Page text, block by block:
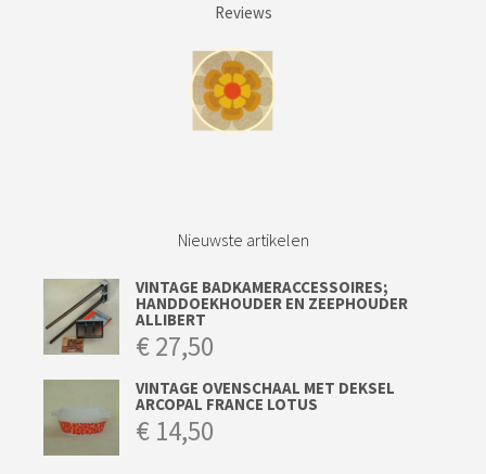
Reviews
Nieuwste artikelen
VINTAGE BADKAMERACCESSOIRES;
HANDDOEKHOUDER EN ZEEPHOUDER
ALLIBERT
€27,50
VINTAGE OVENSCHAAL MET DEKSEL
ARCOPAL FRANCE LOTUS
€ 14,50